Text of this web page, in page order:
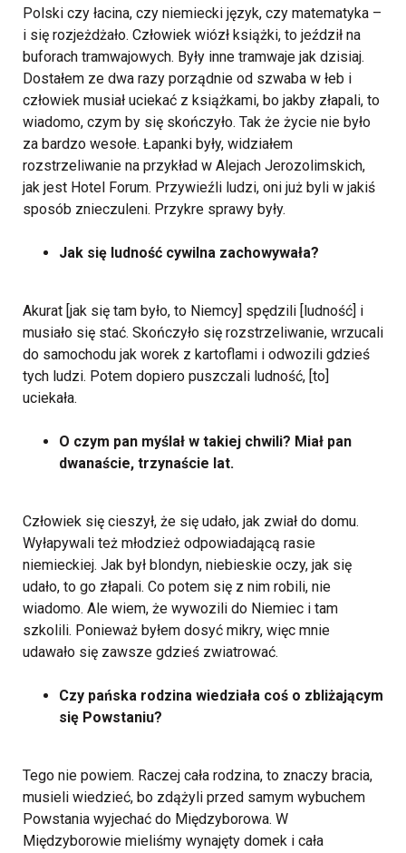
Polski czy łacina, czy niemiecki język, czy matematyka –
i się rozjeżdżało. Człowiek wiózł książki, to jeździł na
buforach tramwajowych. Były inne tramwaje jak dzisiaj.
Dostałem ze dwa razy porządnie od szwaba w łeb i
człowiek musiał uciekać z książkami, bo jakby złapali, to
wiadomo, czym by się skończyło. Tak że życie nie było
za bardzo wesołe. Łapanki były, widziałem
rozstrzeliwanie na przykład w Alejach Jerozolimskich,
jak jest Hotel Forum. Przywieźli ludzi, oni już byli w jakiś
sposób znieczuleni. Przykre sprawy były.
Jak się ludność cywilna zachowywała?
Akurat [jak się tam było, to Niemcy] spędzili [ludność] i
musiało się stać. Skończyło się rozstrzeliwanie, wrzucali
do samochodu jak worek z kartoflami i odwozili gdzieś
tych ludzi. Potem dopiero puszczali ludność, [to]
uciekała.
O czym pan myślał w takiej chwili? Miał pan
dwanaście, trzynaście lat.
Człowiek się cieszył, że się udało, jak zwiał do domu.
Wyłapywali też młodzież odpowiadającą rasie
niemieckiej. Jak był blondyn, niebieskie oczy, jak się
udało, to go złapali. Co potem się z nim robili, nie
wiadomo. Ale wiem, że wywozili do Niemiec i tam
szkolili. Ponieważ byłem dosyć mikry, więc mnie
udawało się zawsze gdzieś zwiatrować.
Czy pańska rodzina wiedziała coś o zbliżającym
się Powstaniu?
Tego nie powiem. Raczej cała rodzina, to znaczy bracia,
musieli wiedzieć, bo zdążyli przed samym wybuchem
Powstania wyjechać do Międzyborowa. W
Międzyborowie mieliśmy wynajęty domek i cała